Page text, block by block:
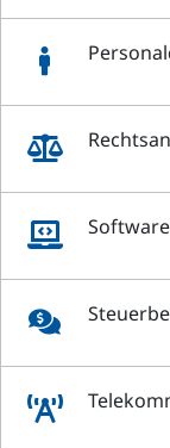




